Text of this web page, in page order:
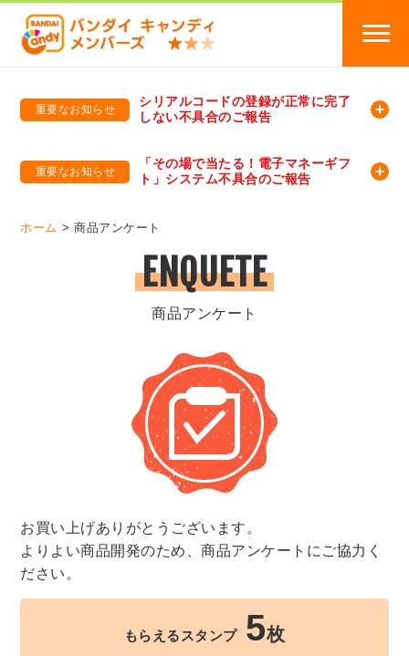
重要なお知らせ
シリアルコードの登録が正常に完了
しない不具合のご報告
重要なお知らせ
「その場で当たる！電子マネーギフ
ト」システム不具合のご報告
ホーム 商品アンケート
ENQUETE
商品アンケート
お買い上げありがとうございます。
よりよい商品開発のため、商品アンケートにご協力く
ださい。
もらえるスタンプ 5枚